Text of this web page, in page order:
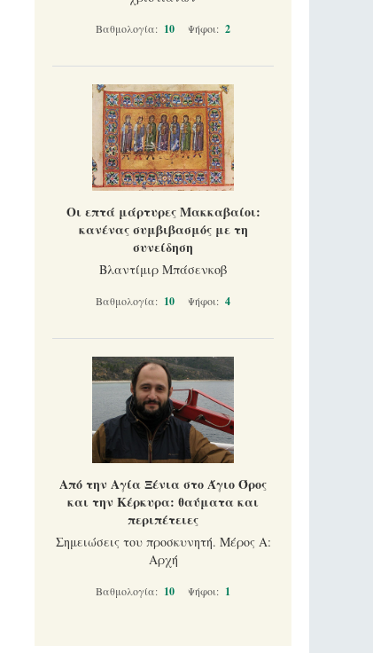
Βαθμολογία: 10 Ψήφοι: 2
Οι επτά μάρτυρες Μακκαβαίοι:
κανένας συμβιβασμός με τη
συνείδηση
Βλαντίμιρ Μπάσενκοβ
Βαθμολογία: 10 Ψήφοι: 4
Από την Αγία Ξένια στο Άγιο Όρος
και την Κέρκυρα: θαύματα και
περιπέτειες
Σημειώσεις του προσκυνητή. Μέρος Α:
Αρχή
Βαθμολογία: 10 Ψήφοι: 1